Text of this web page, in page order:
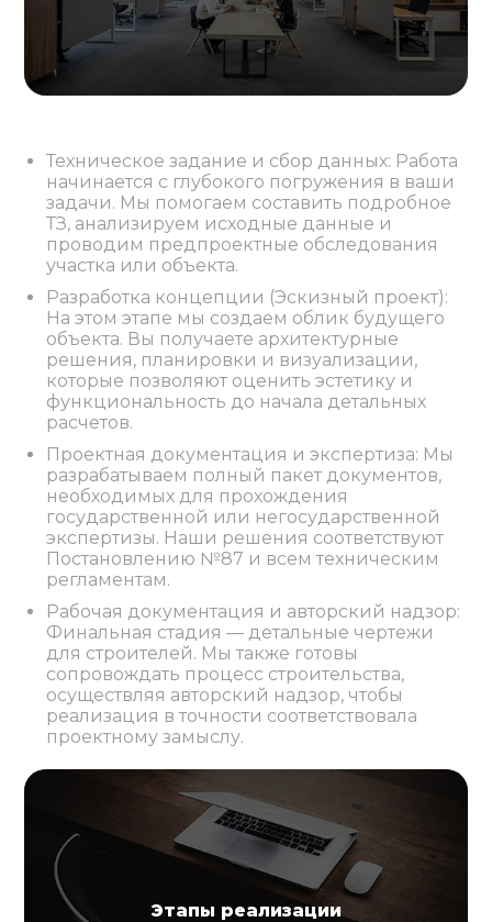
Этапы реализации
Техническое задание и сбор данных: Работа
начинается с глубокого погружения в ваши
задачи. Мы помогаем составить подробное
ТЗ, анализируем исходные данные и
проводим предпроектные обследования
участка или объекта.
Разработка концепции (Эскизный проект):
На этом этапе мы создаем облик будущего
объекта. Вы получаете архитектурные
решения, планировки и визуализации,
которые позволяют оценить эстетику и
функциональность до начала детальных
расчетов.
Проектная документация и экспертиза: Мы
разрабатываем полный пакет документов,
необходимых для прохождения
государственной или негосударственной
экспертизы. Наши решения соответствуют
Постановлению №87 и всем техническим
регламентам.
Рабочая документация и авторский надзор:
Финальная стадия — детальные чертежи
для строителей. Мы также готовы
сопровождать процесс строительства,
осуществляя авторский надзор, чтобы
реализация в точности соответствовала
проектному замыслу.